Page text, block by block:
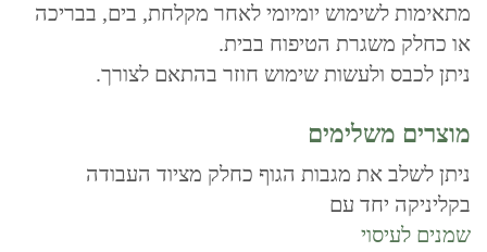
מתאימות לשימוש יומיומי לאחר מקלחת, בים, בבריכה
או כחלק משגרת הטיפוח בבית.
ניתן לכבס ולעשות שימוש חוזר בהתאם לצורך.
מוצרים משלימים
ניתן לשלב את מגבות הגוף כחלק מציוד העבודה
בקליניקה יחד עם
שמנים לעיסוי